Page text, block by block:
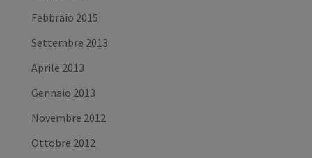
Febbraio 2015
Settembre 2013
Aprile 2013
Gennaio 2013
Novembre 2012
Ottobre 2012